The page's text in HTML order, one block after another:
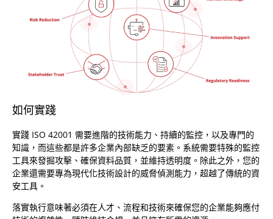
如何實踐
實踐 ISO 42001 需要進階的技術能力、持續的監控，以及專門的
知識，而這些都是許多企業內部缺乏的要素。系統需要特殊的監控
工具來發掘攻擊、確保資料品質，並維持透明度。除此之外，您的
企業還需要專為現代化技術設計的威脅偵測能力，超越了傳統的資
安工具。
落實執行意味著必須在人才、流程和技術來確保您的企業能夠應付